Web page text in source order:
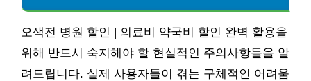
오색전 병원 할인 | 의료비 약국비 할인 완벽 활용을
위해 반드시 숙지해야 할 현실적인 주의사항들을 알
려드립니다. 실제 사용자들이 겪는 구체적인 어려움